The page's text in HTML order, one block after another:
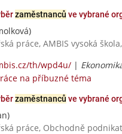
zaměstnanců ve vybrané
práce, AMBIS vysoká
th/wpd4u/ |
na příbuzné téma
zaměstnanců ve vybrané
práce, Obchodně